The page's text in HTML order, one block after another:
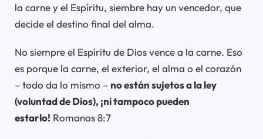
la carne y el Espíritu, siembre hay un vencedor, que
decide el destino final del alma.
No siempre el Espíritu de Dios vence a la carne. Eso
es porque la carne, el exterior, el alma o el corazón
– todo da lo mismo – no están sujetos a la ley
(voluntad de Dios), ¡ni tampoco pueden
estarlo! Romanos 8:7